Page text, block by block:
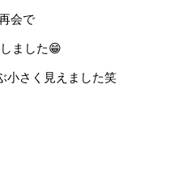
会で
ました😁
小さく見えました笑